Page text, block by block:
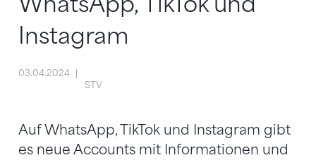
Instagram
03.04.2024
STV
Auf WhatsApp, TikTok und Instagram gibt
es neue Accounts mit Informationen und